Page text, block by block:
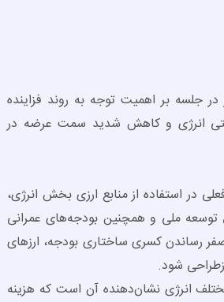
جلسه بر اهمیت توجه به روند فزاینده
انرژی و کاهش شدید سمت عرضه در
در استفاده از منابع ارزی بخش انرژی،
توسعه ملی و همچنین بودجه‌های عمرانی
رساندن کسری ساختاری بودجه، ارز‌های
شود.
انرژی نشان‌دهنده آن است که هزینه